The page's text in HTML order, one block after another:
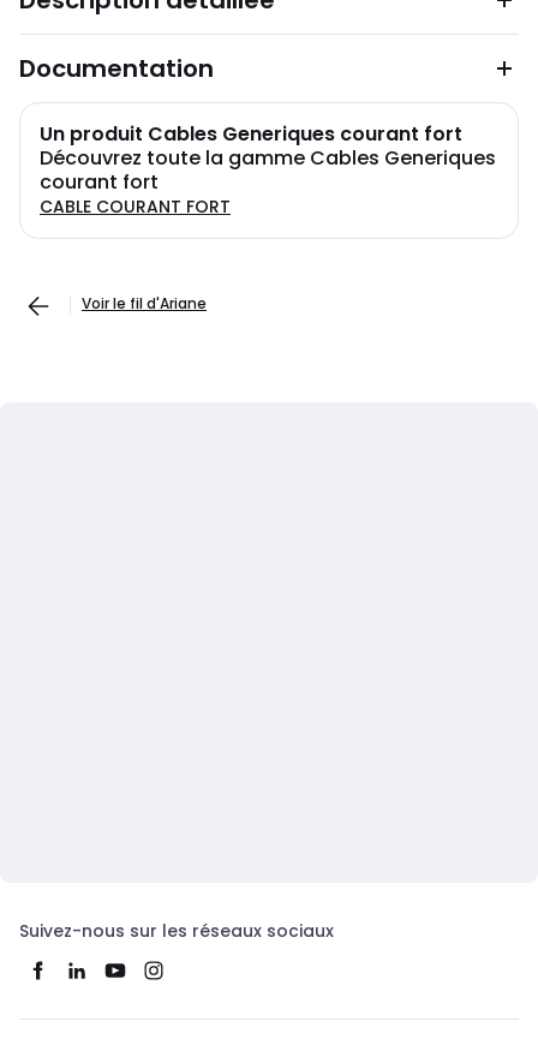
Documentation
Un produit Cables Generiques courant fort
Découvrez toute la gamme Cables Generiques
courant fort
CABLE COURANT FORT
Voir le fil d'Ariane
Suivez-nous sur les réseaux sociaux